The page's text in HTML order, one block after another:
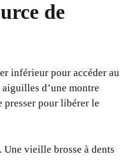
de
inférieur pour accéder au
d’une montre
presser pour libérer le
. Une vieille brosse à dents